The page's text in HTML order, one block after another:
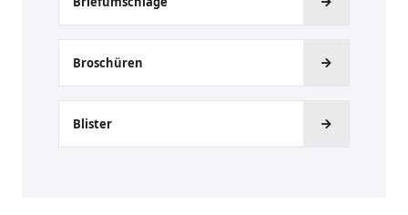
Broschüren
Blister